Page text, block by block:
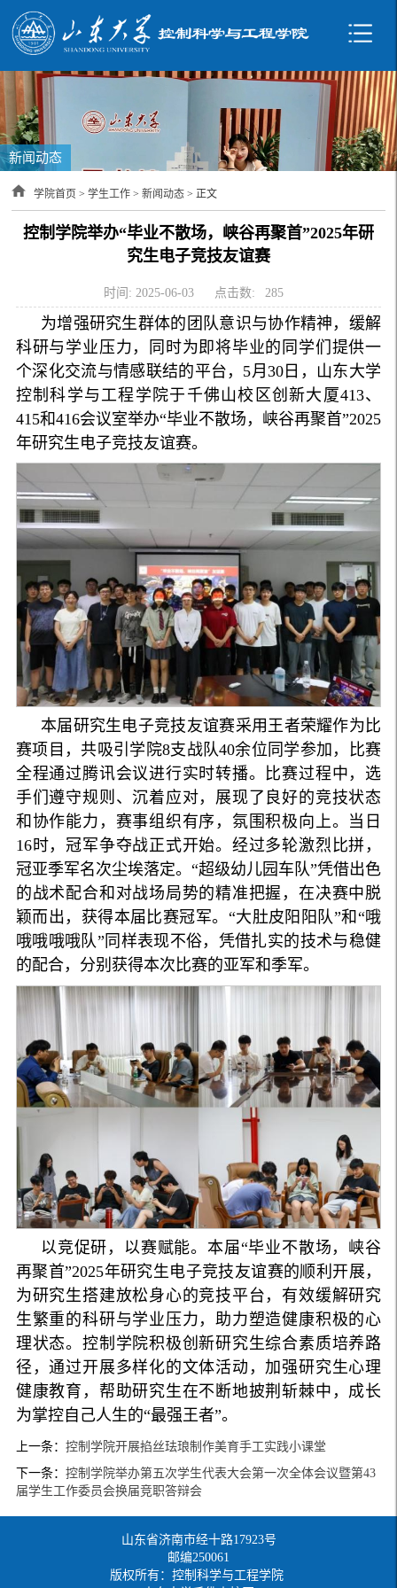
新闻动态
学院首页 >学生工作 >新闻动态 > 正文
控制学院举办“毕业不散场，峡谷再聚首”2025年研
究生电子竞技友谊赛
时间: 2025-06-03 点击数: 285
为增强研究生群体的团队意识与协作精神，缓解
科研与学业压力，同时为即将毕业的同学们提供一
个深化交流与情感联结的平台，5月30日，山东大学
控制科学与工程学院于千佛山校区创新大厦413、
415和416会议室举办“毕业不散场，峡谷再聚首”2025
年研究生电子竞技友谊赛。
本届研究生电子竞技友谊赛采用王者荣耀作为比
赛项目，共吸引学院8支战队40余位同学参加，比赛
全程通过腾讯会议进行实时转播。比赛过程中，选
手们遵守规则、沉着应对，展现了良好的竞技状态
和协作能力，赛事组织有序，氛围积极向上。当日
16时，冠军争夺战正式开始。经过多轮激烈比拼，
冠亚季军名次尘埃落定。“超级幼儿园车队”凭借出色
的战术配合和对战场局势的精准把握，在决赛中脱
颖而出，获得本届比赛冠军。“大肚皮阳阳队”和“哦
哦哦哦哦队”同样表现不俗，凭借扎实的技术与稳健
的配合，分别获得本次比赛的亚军和季军。
以竞促研，以赛赋能。本届“毕业不散场，峡谷
再聚首”2025年研究生电子竞技友谊赛的顺利开展，
为研究生搭建放松身心的竞技平台，有效缓解研究
生繁重的科研与学业压力，助力塑造健康积极的心
理状态。控制学院积极创新研究生综合素质培养路
径，通过开展多样化的文体活动，加强研究生心理
健康教育，帮助研究生在不断地披荆斩棘中，成长
为掌控自己人生的“最强王者”。
上一条： 控制学院开展掐丝珐琅制作美育手工实践小课堂
下一条： 控制学院举办第五次学生代表大会第一次全体会议暨第43
届学生工作委员会换届竞职答辩会
山东省济南市经十路17923号
邮编250061
版权所有：控制科学与工程学院